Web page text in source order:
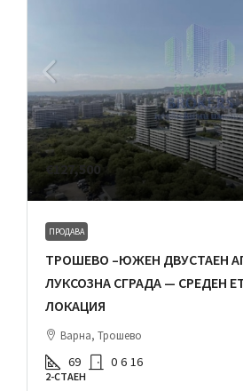
€127,500
ПРОДАВА
ТРОШЕВО –ЮЖЕН ДВУСТАЕН
ЛУКСОЗНА СГРАДА — СРЕДЕН
ЛОКАЦИЯ
Варна, Трошево
69 0 6 16
2-СТАЕН